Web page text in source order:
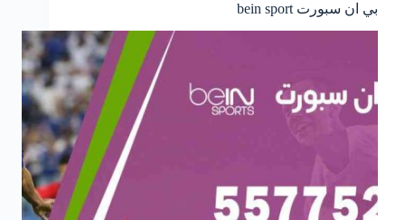
بي ان سبورت bein sport